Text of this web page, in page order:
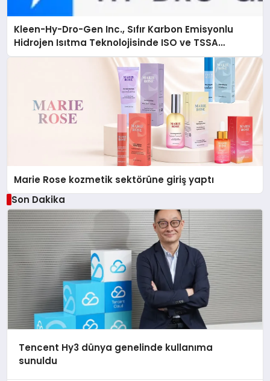
Kleen-Hy-Dro-Gen Inc., Sıfır Karbon Emisyonlu
Hidrojen Isıtma Teknolojisinde ISO ve TSSA
Düzenleyici Onaylarını Aldı
Marie Rose kozmetik sektörüne giriş yaptı
Son Dakika
Tencent Hy3 dünya genelinde kullanıma
sunuldu